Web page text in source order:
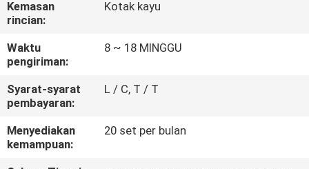
KUALITAS
HUBUNGI
KAMI
PERMINTAAN
Kemasan
rincian:
Kotak kayu
Waktu
pengiriman:
8 ~ 18 MINGGU
Syarat-syarat
pembayaran:
L / C, T / T
Menyediakan
kemampuan:
20 set per bulan